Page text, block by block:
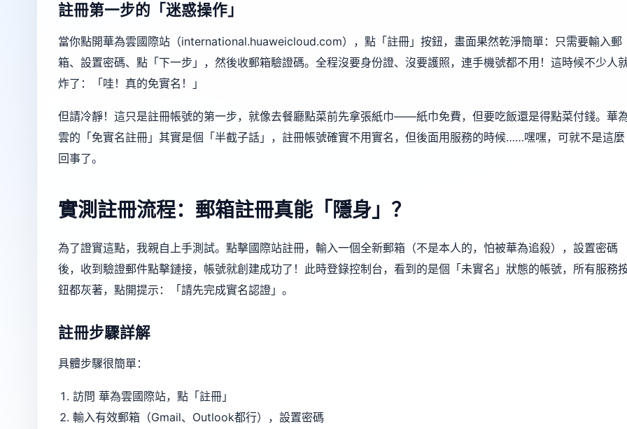
註冊第一步的「迷惑操作」
當你點開華為雲國際站（international.huaweicloud.com），點「註冊」按鈕，畫面果然乾淨簡單：只需要輸入郵
箱、設置密碼、點「下一步」，然後收郵箱驗證碼。全程沒要身份證、沒要護照，連手機號都不用！這時候不少人
炸了：「哇！真的免實名！」
但請冷靜！這只是註冊帳號的第一步，就像去餐廳點菜前先拿張紙巾——紙巾免費，但要吃飯還是得點菜付錢。華
雲的「免實名註冊」其實是個「半截子話」，註冊帳號確實不用實名，但後面用服務的時候……嘿嘿，可就不是這麼
回事了。
實測註冊流程：郵箱註冊真能「隱身」？
為了證實這點，我親自上手測試。點擊國際站註冊，輸入一個全新郵箱（不是本人的，怕被華為追殺），設置密碼
後，收到驗證郵件點擊鏈接，帳號就創建成功了！此時登錄控制台，看到的是個「未實名」狀態的帳號，所有服務
鈕都灰著，點開提示：「請先完成實名認證」。
註冊步驟詳解
具體步驟很簡單：
訪問 華為雲國際站，點「註冊」
輸入有效郵箱（Gmail、Outlook都行），設置密碼